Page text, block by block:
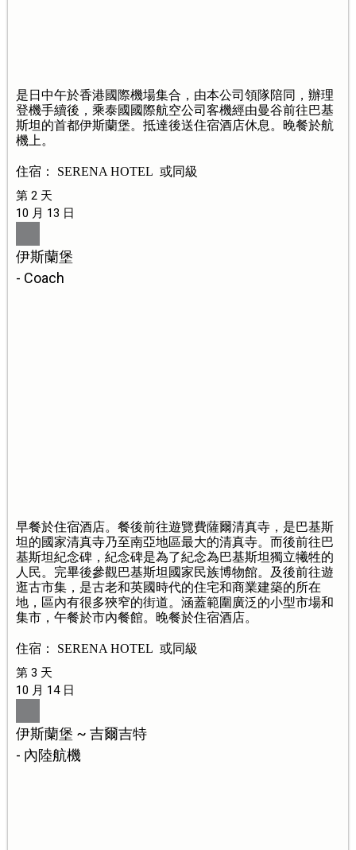
是日中午於香港國際機場集合，由本公司領隊陪同，辦理
登機手續後，乘泰國國際航空公司客機經由曼谷前往巴基
斯坦的首都伊斯蘭堡。抵達後送住宿酒店休息。晚餐於航
機上。
住宿： SERENA HOTEL 或同級
第 2 天
10 月 13 日
伊斯蘭堡
- Coach
早餐於住宿酒店。餐後前往遊覽費薩爾清真寺，是巴基斯
坦的國家清真寺乃至南亞地區最大的清真寺。而後前往巴
基斯坦紀念碑，紀念碑是為了紀念為巴基斯坦獨立犧牲的
人民。完畢後參觀巴基斯坦國家民族博物館。及後前往遊
逛古市集，是古老和英國時代的住宅和商業建築的所在
地，區內有很多狹窄的街道。涵蓋範圍廣泛的小型市場和
集市，午餐於市內餐館。晚餐於住宿酒店。
住宿： SERENA HOTEL 或同級
第 3 天
10 月 14 日
伊斯蘭堡 ~ 吉爾吉特
- 內陸航機